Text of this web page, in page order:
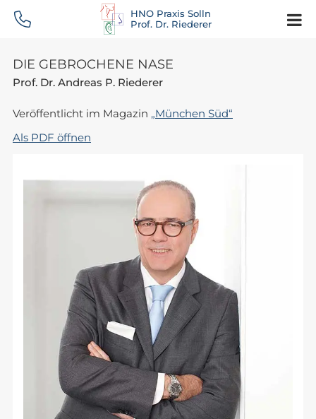
HNO Praxis Solln
Prof. Dr. Riederer
DIE GEBROCHENE NASE
Prof. Dr. Andreas P. Riederer
Veröffentlicht im Magazin „München Süd“
Als PDF öffnen